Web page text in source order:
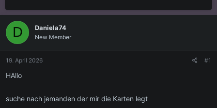
s
t
e
l
r
s
e
l
D Daniela74
New Member
19. April 2026 #1
HAllo
suche nach jemanden der mir die Karten legt